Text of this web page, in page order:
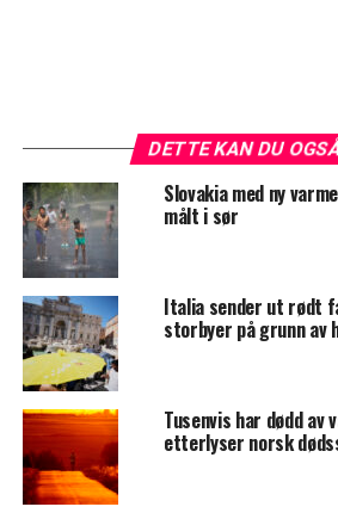
DETTE KAN DU
Slovakia med ny
målt i sør
Italia sender ut rødt
storbyer på grunn av
Tusenvis har dødd av
etterlyser norsk